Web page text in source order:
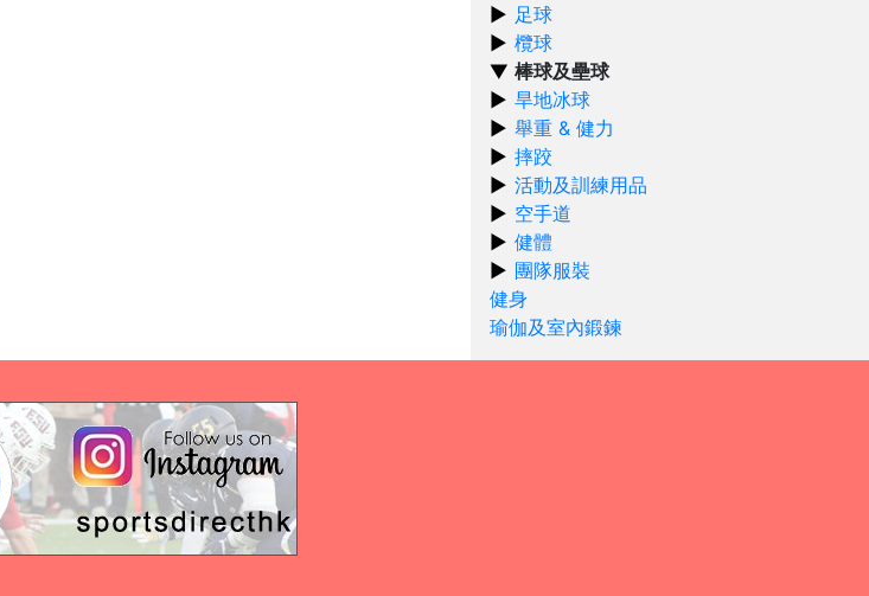
足球
欖球
棒球及壘球
旱地冰球
舉重 & 健力
摔跤
活動及訓練用品
空手道
健體
團隊服裝
健身
瑜伽及室內鍛鍊